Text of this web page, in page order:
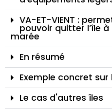
VA-ET-VIENT :
pouvoir quitter l’île
marée
En résumé
Exemple concret sur
Le cas d'autres îles